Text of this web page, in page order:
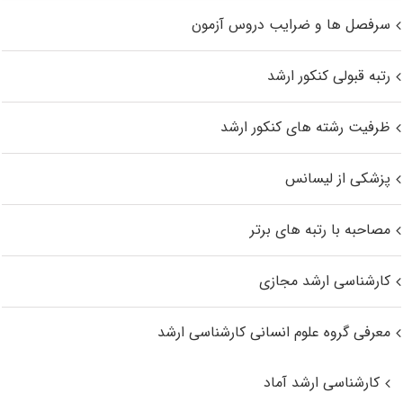
سرفصل ها و ضرایب دروس آزمون
رتبه قبولی کنکور ارشد
ظرفیت رشته های کنکور ارشد
پزشکی از لیسانس
مصاحبه با رتبه های برتر
کارشناسی ارشد مجازی
معرفی گروه علوم انسانی کارشناسی ارشد
کارشناسی ارشد آماد